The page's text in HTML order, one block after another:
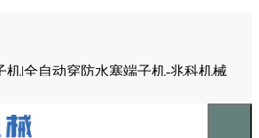
机|全自动穿防水塞端子机-兆科机械